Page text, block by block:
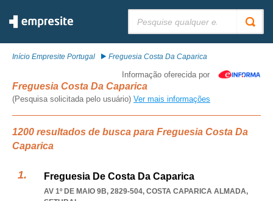
Início Empresite Portugal Freguesia Costa Da Caparica
Informação oferecida por
Freguesia Costa Da Caparica
(Pesquisa solicitada pelo usuário) Ver mais informações
1200 resultados de busca para Freguesia Costa Da
Caparica
Freguesia De Costa Da Caparica
AV 1º DE MAIO 9B, 2829-504, COSTA CAPARICA ALMADA,